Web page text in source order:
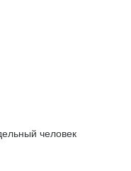
человек